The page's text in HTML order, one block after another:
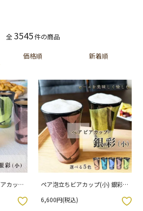
全 3545件の商品
価格順 新着順
カップ
ペア泡立ちビアカップ(小) 銀彩/
6,600円(税込)
お気に入りボタン